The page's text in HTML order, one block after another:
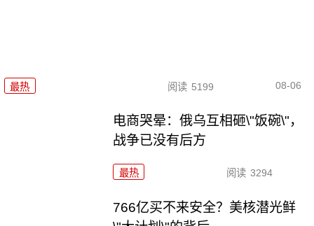
最热 阅读 5199 08-06
电商哭晕：俄乌互相砸\"饭碗\"，
战争已没有后方
最热 阅读 3294
766亿买不来安全？美核潜光鲜